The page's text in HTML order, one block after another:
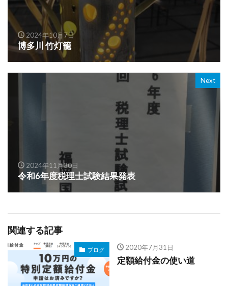
2024年10月7日
博多川 竹灯籠
Next
2024年11月30日
令和6年度税理士試験結果発表
関連する記事
ブログ 2020年7月31日
定額給付金の使い道